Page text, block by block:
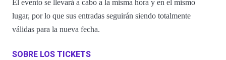
El evento se llevará a cabo a la misma hora y en el mismo
lugar, por lo que sus entradas seguirán siendo totalmente
válidas para la nueva fecha.
SOBRE LOS TICKETS